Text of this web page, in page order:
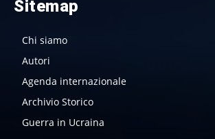
Sitemap
Chi siamo
Autori
Agenda internazionale
Archivio Storico
Guerra in Ucraina